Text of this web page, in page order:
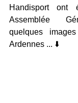
Handisport ont
Assemblée
quelques
Ardennes ... ⬇️